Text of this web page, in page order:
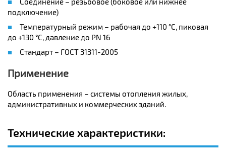
подключение)
Температурный режим – рабочая до +110 °C, пиковая
до +130 °C, давление до PN 16
Стандарт – ГОСТ 31311-2005
Применение
Область применения – системы отопления жилых,
административных и коммерческих зданий.
Технические характеристики: